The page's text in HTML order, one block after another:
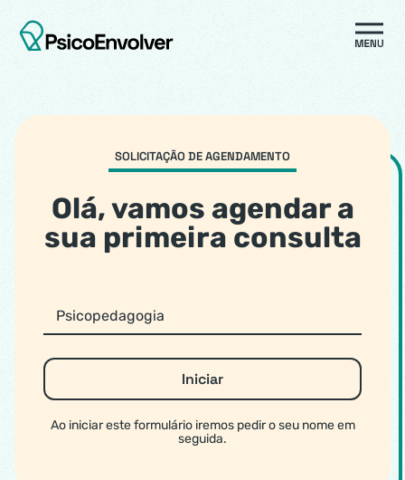
SOLICITAÇÃO DE AGENDAMENTO
Olá, vamos agendar a
sua primeira consulta
Iniciar
Ao iniciar este formulário iremos pedir o seu nome em
seguida.